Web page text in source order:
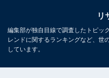
リ
編集部が独自目線で調査したトピッ
レンドに関するランキングなど、世
しています。